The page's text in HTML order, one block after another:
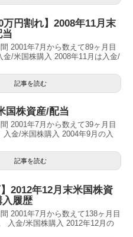
万円割れ】2008年11月末
2001年7月から数えて89ヶ月目
金/米国株購入 2008年11月は入金/
記事を読む
国株資産/配当
2001年7月から数えて39ヶ月目
入金/米国株購入 2004年9月の入
記事を読む
】2012年12月末米国株資
入履歴
2001年7月から数えて138ヶ月目
入金/米国株購入 2012年12月の